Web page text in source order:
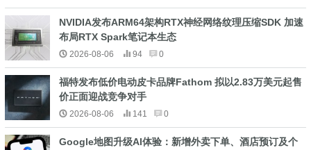
NVIDIA发布ARM64架构RTX神经网络纹理压缩SDK 加速
布局RTX Spark笔记本生态
2026-08-06 94 0
福特发布低价电动皮卡品牌Fathom 拟以2.83万美元起售
价正面迎战竞争对手
2026-08-06 141 0
Google地图升级AI体验：新增外卖下单、酒店预订及个